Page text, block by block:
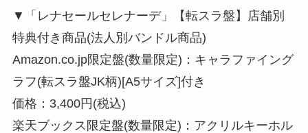
▼「レナセールセレナーデ」【転スラ盤】店舗別
特典付き商品(法人別バンドル商品)
Amazon.co.jp限定盤(数量限定)：キャラファイング
ラフ(転スラ盤JK柄)[A5サイズ]付き
価格：3,400円(税込)
楽天ブックス限定盤(数量限定)：アクリルキーホル